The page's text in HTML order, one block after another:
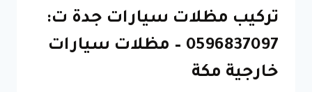
تركيب مظلات سيارات جدة ت:
0596837097 – مظلات سيارات
خارجية مكة